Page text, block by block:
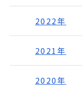
2022年
2021年
2020年